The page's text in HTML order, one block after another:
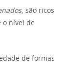
, são ricos
o nível de
de formas